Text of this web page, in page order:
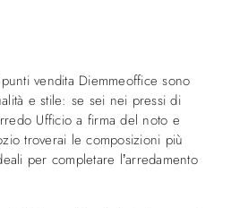
vendita Diemmeoffice sono
e stile: se sei nei pressi di
Ufficio a firma del noto e
troverai le composizioni più
per completare l’arredamento